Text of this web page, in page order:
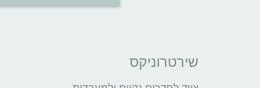
שירטרוניקס